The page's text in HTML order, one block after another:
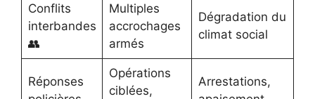
Conflits
interbandes
👥
Multiples
accrochages
armés
Dégradation du
climat social
Réponses
Opérations
ciblées,
Arrestations,